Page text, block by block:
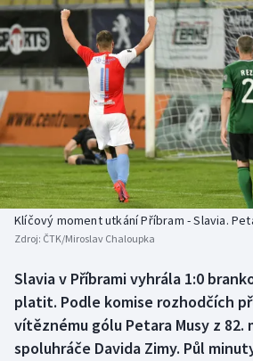
Cyklistika
DALŠÍ SPORTY
Americký fotbal
Baseball a softbal
Basketbal
Biatlon
Box
Curling
NEPŘEHLÉDNĚTE
Soutěže
Historické návraty
Aplikace ČT sport
Klíčový moment utkání Příbram - Slavia.
Zdroj: ČTK/Miroslav Chaloupka
Slavia v Příbrami vyhrála 1:0
platit. Podle komise rozhodčích
vítěznému gólu Petara Musy z 82.
spoluhráče Davida Zimy. Půl